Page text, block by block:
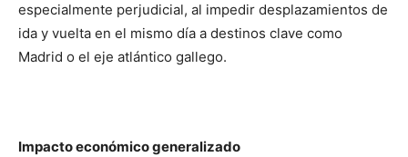
especialmente perjudicial, al impedir desplazamientos de
ida y vuelta en el mismo día a destinos clave como
Madrid o el eje atlántico gallego.
Impacto económico generalizado